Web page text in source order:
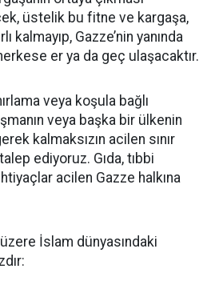
üstelik bu fitne ve kargaşa,
kalmayıp, Gazze’nin yanında
er ya da geç ulaşacaktır.
veya koşula bağlı
veya başka bir ülkenin
kalmaksızın acilen sınır
talep ediyoruz. Gıda, tıbbi
acilen Gazze halkına
İslam dünyasındaki